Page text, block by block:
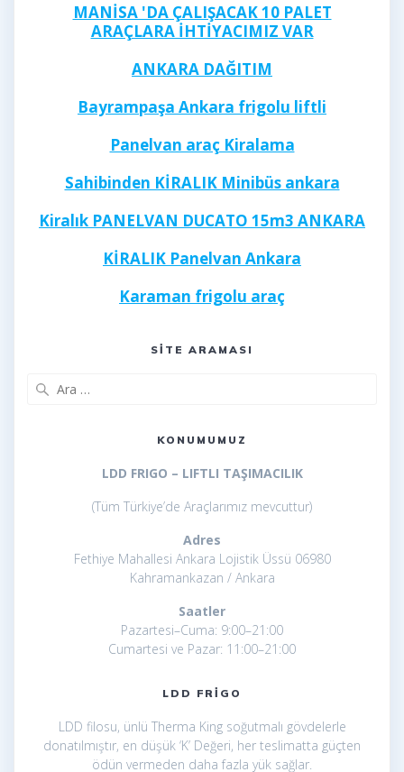
MANİSA 'DA ÇALIŞACAK 10 PALET
ARAÇLARA İHTİYACIMIZ VAR
ANKARA DAĞITIM
Bayrampaşa Ankara frigolu liftli
Panelvan araç Kiralama
Sahibinden KİRALIK Minibüs ankara
Kiralık PANELVAN DUCATO 15m3 ANKARA
KİRALIK Panelvan Ankara
Karaman frigolu araç
SITE ARAMASI
KONUMUMUZ
LDD FRIGO – LIFTLI TAŞIMACILIK
(Tüm Türkiye’de Araçlarımız mevcuttur)
Adres
Fethiye Mahallesi Ankara Lojistik Üssü 06980
Kahramankazan / Ankara
Saatler
Pazartesi–Cuma: 9:00–21:00
Cumartesi ve Pazar: 11:00–21:00
LDD FRIGO
LDD filosu, ünlü Therma King soğutmalı gövdelerle
donatılmıştır, en düşük ‘K’ Değeri, her teslimatta güçten
ödün vermeden daha fazla yük sağlar.